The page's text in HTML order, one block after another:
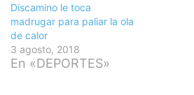
Discamino le toca
madrugar para paliar la ola
de calor
3 agosto, 2018
En «DEPORTES»